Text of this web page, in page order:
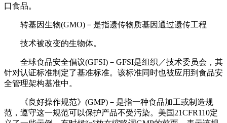
口食品。
转基因生物(GMO)－是指遗传物质基因通过遗传工程
技术被改变的生物体。
全球食品安全倡议(GFSI)－GFSI是组织／技术委员会，其
针对认证标准制定了基准标准。该标准同时也被应用到食品安
全管理架构基准中。
《良好操作规范》(GMP)－是指一种食品加工或制造规
范，遵守这一规范可以保护产品不受污染。美国21CFR110定